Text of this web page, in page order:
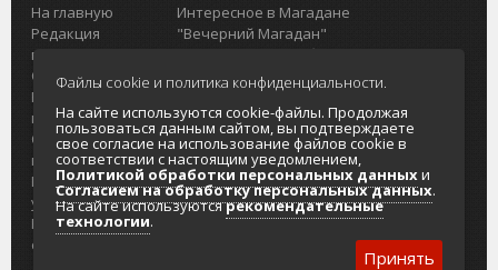
На главную
Редакция
портала
О проекте
Реклама на
портале
Отзывы и
предложения
Интернет-
услуги
Разработка
сайтов
Интересное в Магадане
"Вечерний Магадан"
Городская доска объявлений
Реклама
Главный туристический портал
Колымы
Политика в отношении обработки
персональных данных
Согласие на обработку персональных
данных
Файлы cookie и политика конфиденциальности.
На сайте используются cookie-файлы. Продолжая
пользоваться данным сайтом, вы подтверждаете
свое согласие на использование файлов cookie в
соответствии с настоящим уведомлением,
Политикой обработки персональных данныхи
Согласием на обработку персональных данных.
На сайте используютсярекомендательные
технологии.
Принять